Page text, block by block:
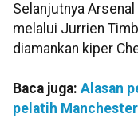
Selanjutnya
melalui Jurrien
diamankan kiper
Baca juga: Alasan
pelatih